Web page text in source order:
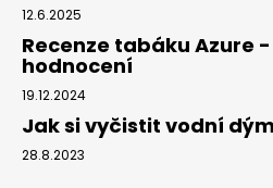
12.6.2025
Recenze tabáku Azure
hodnocení
19.12.2024
Jak si vyčistit vodní
28.8.2023